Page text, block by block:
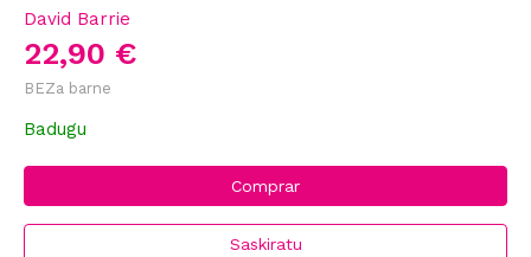
David Barrie
22,90 €
BEZa barne
Badugu
Comprar
Saskiratu